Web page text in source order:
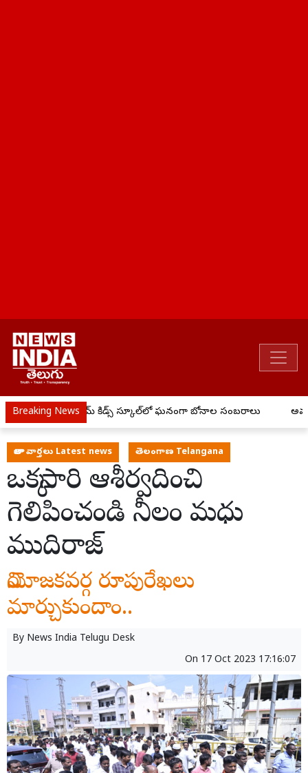
Breaking Newsప్రీ ఎయిమ్ కిడ్స్ స్కూల్‌లో ఘనంగా బోనాల సంబరాలు
తాజా వార్తలు Latest news తెలంగాణ Telangana
ఒక్కసారి ఆశీర్వదించి
గెలిపించండి నీలం మధు
ముదిరాజ్
నియోజకవర్గ రూపురేఖలు
మార్చుకుందాం..
By News India Telugu Desk
On 17 Oct 2023 17:16:07